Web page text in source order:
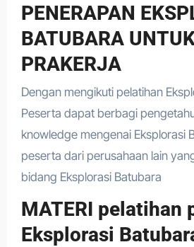
PENERAPAN
BATUBARA
PRAKERJA
Dengan mengikuti pelatihan
Peserta dapat berbagi
knowledge mengenai Eksplorasi
peserta dari perusahaan lain
bidang Eksplorasi Batubara
MATERI pelatihan
Eksplorasi